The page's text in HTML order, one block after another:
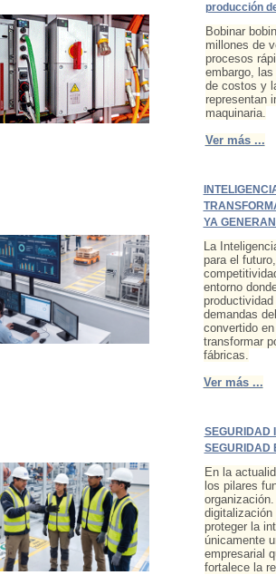
producción
Bobinar
millones de
procesos
embargo,
de costos y
representan
maquinaria.
Ver más ...
YA
La
para el
entorno
demandas
convertido
transformar
fábricas.
Ver más ...
SEGURIDAD
SEGURIDAD
En la
los pilares
proteger la
únicamente
empresarial
fortalece la